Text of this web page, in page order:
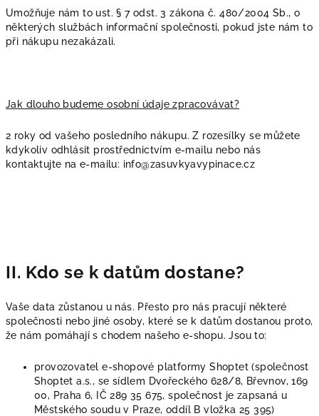
Umožňuje nám to ust. § 7 odst. 3 zákona č. 480/2004 Sb., o
některých službách informační společnosti, pokud jste nám to
při nákupu nezakázali.
Jak dlouho budeme osobní údaje zpracovávat?
2 roky od vašeho posledního nákupu. Z rozesílky se můžete
kdykoliv odhlásit prostřednictvím e-mailu nebo nás
kontaktujte na e-mailu: info@zasuvkyavypinace.cz
II. Kdo se k datům dostane?
Vaše data zůstanou u nás. Přesto pro nás pracují některé
společnosti nebo jiné osoby, které se k datům dostanou proto,
že nám pomáhají s chodem našeho e-shopu. Jsou to:
provozovatel e-shopové platformy Shoptet (společnost
Shoptet a.s., se sídlem Dvořeckého 628/8, Břevnov, 169
00, Praha 6, IČ 289 35 675, společnost je zapsaná u
Městského soudu v Praze, oddíl B vložka 25 395)